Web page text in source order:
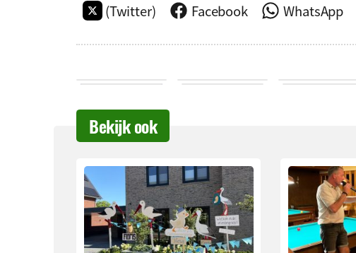
(Twitter) Facebook WhatsApp
Bekijk ook